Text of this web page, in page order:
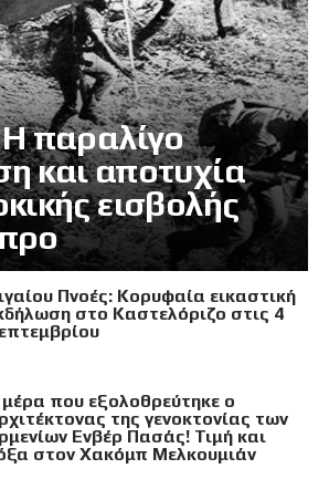
παραλίγο
και αποτυχία
εισβολής
Πνοές: Κορυφαία εικαστική
στο Καστελόριζο στις 4
που εξολοθρεύτηκε ο
της γενοκτονίας των
Ενβέρ Πασάς! Τιμή και
στον Χακόμπ Μελκουμιάν